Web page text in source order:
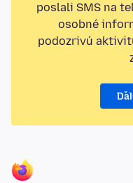
poslali SMS na
osobné
podozrivú